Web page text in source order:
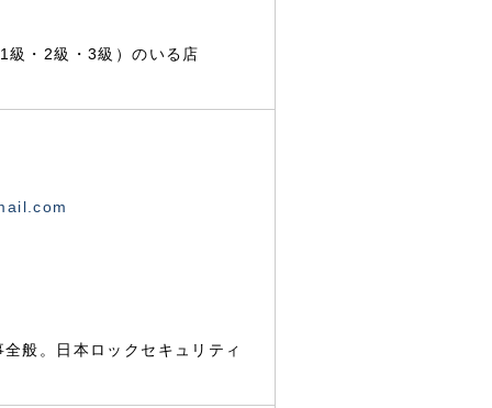
・2級・3級）のいる店
般。日本ロックセキュリティ